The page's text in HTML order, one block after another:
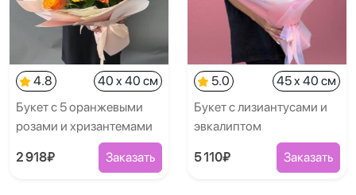
4.8
40 x 40 см
Букет с 5 оранжевыми
розами и хризантемами
2 918₽ Заказать
5.0
45 x 40 см
Букет с лизиантусами и
эвкалиптом
5 110₽ Заказать